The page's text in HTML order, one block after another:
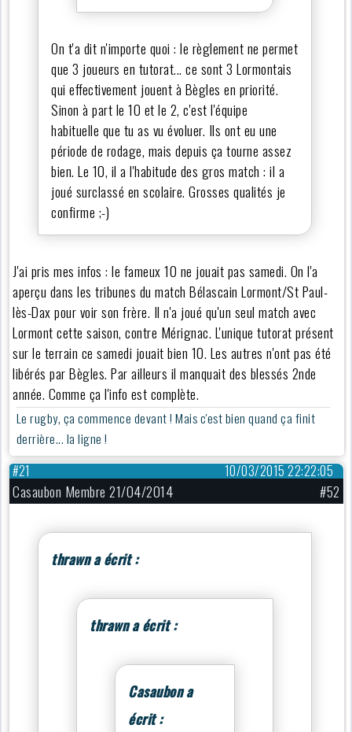
On t'a dit n'importe quoi : le règlement ne permet
que 3 joueurs en tutorat... ce sont 3 Lormontais
qui effectivement jouent à Bègles en priorité.
Sinon à part le 10 et le 2, c'est l'équipe
habituelle que tu as vu évoluer. Ils ont eu une
période de rodage, mais depuis ça tourne assez
bien. Le 10, il a l'habitude des gros match : il a
joué surclassé en scolaire. Grosses qualités je
confirme ;-)
J'ai pris mes infos : le fameux 10 ne jouait pas samedi. On l'a
aperçu dans les tribunes du match Bélascain Lormont/St Paul-
lès-Dax pour voir son frère. Il n'a joué qu'un seul match avec
Lormont cette saison, contre Mérignac. L'unique tutorat présent
sur le terrain ce samedi jouait bien 10. Les autres n'ont pas été
libérés par Bègles. Par ailleurs il manquait des blessés 2nde
année. Comme ça l'info est complète.
Le rugby, ça commence devant ! Mais c'est bien quand ça finit
derrière... la ligne !
10/03/2015 22:22:05
#21
Casaubon Membre 21/04/2014 #52
thrawn a écrit :
thrawn a écrit :
Casaubon a
écrit :